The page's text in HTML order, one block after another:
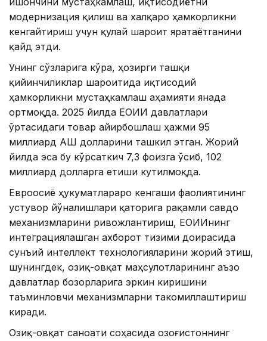
модернизация қилиш ва халқаро ҳамкорликни
кенгайтириш учун қулай шароит яратаётганини
қайд этди.
Унинг сўзларига кўра, ҳозирги ташқи
қийинчиликлар шароитида иқтисодий
ҳамкорликни мустаҳкамлаш аҳамияти янада
ортмоқда. 2025 йилда ЕОИИ давлатлари
ўртасидаги товар айирбошлаш ҳажми 95
миллиард АҚШ долларини ташкил этган. Жорий
йилда эса бу кўрсаткич 7,3 фоизга ўсиб, 102
миллиард долларга етиши кутилмоқда.
Евроосиё ҳукуматлараро кенгаши фаолиятининг
устувор йўналишлари қаторига рақамли савдо
механизмларини ривожлантириш, ЕОИИнинг
интеграциялашган ахборот тизими доирасида
сунъий интеллект технологияларини жорий этиш,
шунингдек, озиқ-овқат маҳсулотларининг аъзо
давлатлар бозорларига эркин киришини
таъминловчи механизмларни такомиллаштириш
киради.
Озиқ-овқат саноати соҳасида Қозоғистоннинг